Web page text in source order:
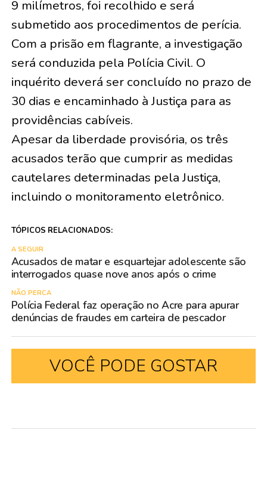
9 milímetros, foi recolhido e será
submetido aos procedimentos de perícia.
Com a prisão em flagrante, a investigação
será conduzida pela Polícia Civil. O
inquérito deverá ser concluído no prazo de
30 dias e encaminhado à Justiça para as
providências cabíveis.
Apesar da liberdade provisória, os três
acusados terão que cumprir as medidas
cautelares determinadas pela Justiça,
incluindo o monitoramento eletrônico.
TÓPICOS RELACIONADOS:
A SEGUIR
Acusados de matar e esquartejar adolescente são
interrogados quase nove anos após o crime
NÃO PERCA
Polícia Federal faz operação no Acre para apurar
denúncias de fraudes em carteira de pescador
VOCÊ PODE GOSTAR